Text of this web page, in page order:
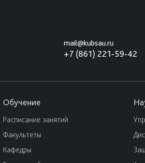
mail@kubsau.ru
+7 (861) 221-59-42
Обучение
Расписание занятий
Факультеты
Кафедры